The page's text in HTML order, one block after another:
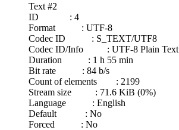
Text #2
ID : 4
Format : UTF-8
Codec ID : S_TEXT/UTF8
Codec ID/Info : UTF-8 Plain Text
Duration : 1 h 55 min
Bit rate : 84 b/s
Count of elements : 2199
Stream size : 71.6 KiB (0%)
Language : English
Default : No
Forced : No